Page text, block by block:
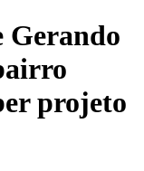
Gerando
projeto